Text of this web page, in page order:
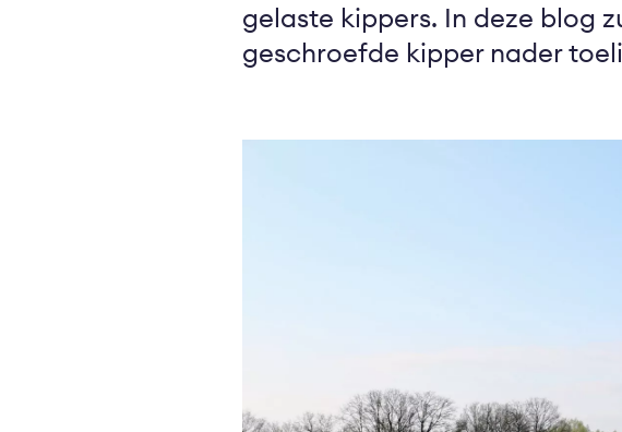
gelaste kippers. In deze blog
geschroefde kipper nader